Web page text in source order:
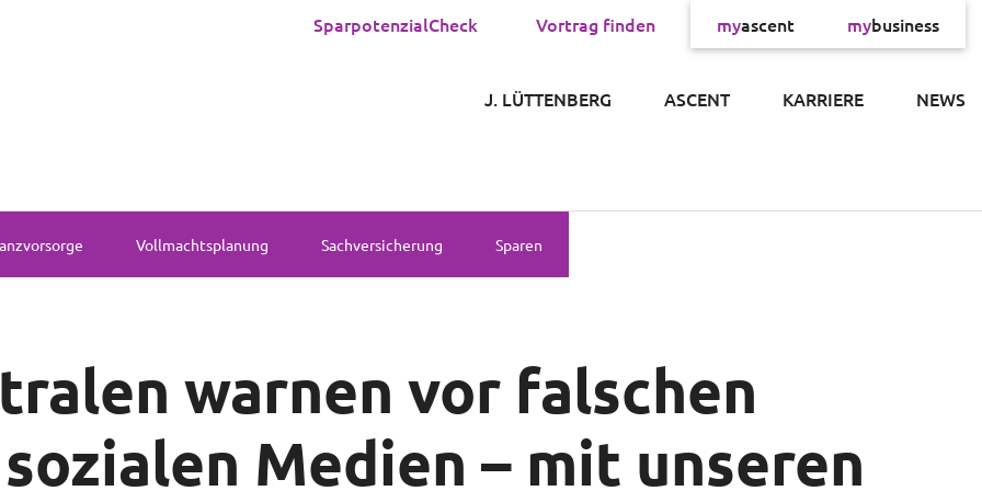
SparpotenzialCheck Vortrag finden myascent mybusiness
J. LÜTTENBERG ASCENT KARRIERE NEWS
×
Vollmachtsplanung Sachversicherung Sparen
warnen vor falschen
Medien – mit unseren